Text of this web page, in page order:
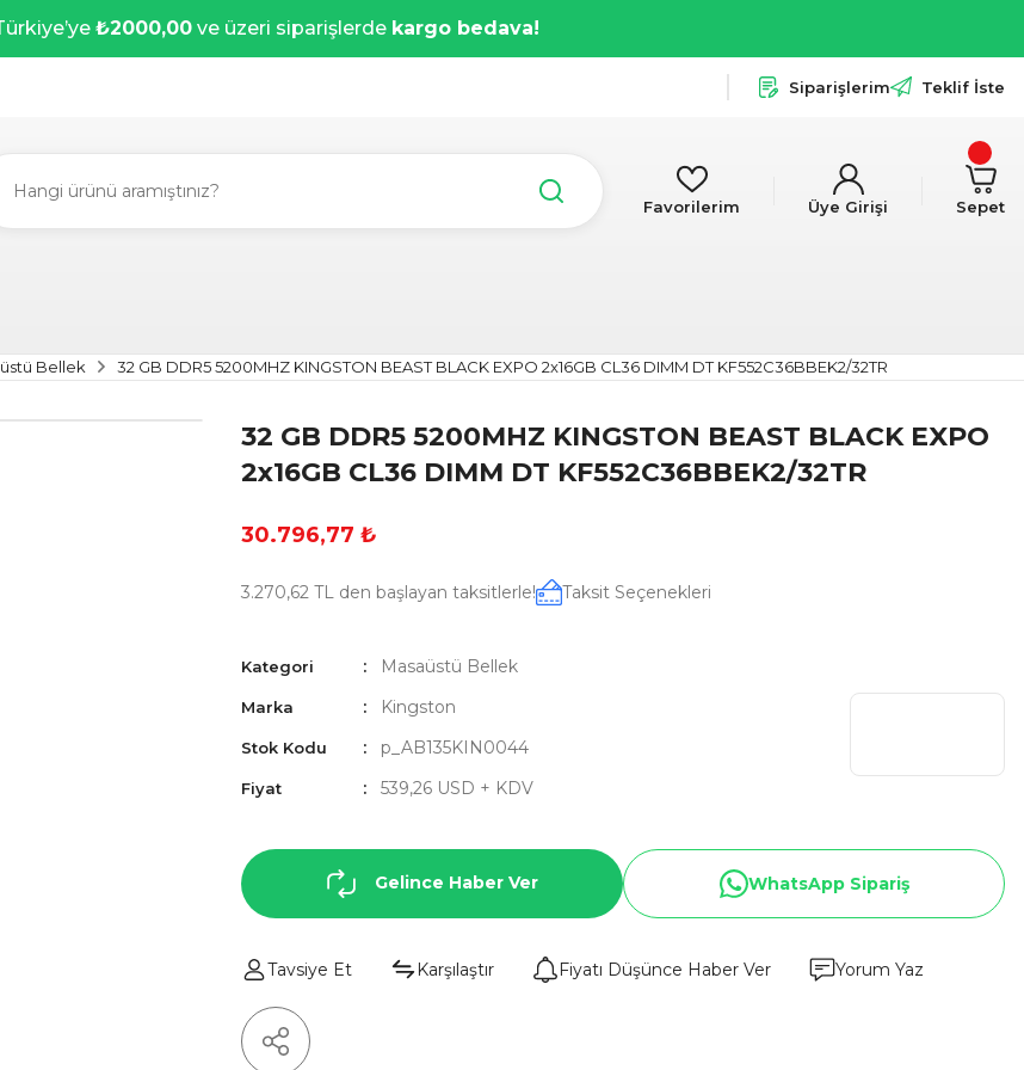
₺2000,00 ve üzeri siparişlerde kargo bedava!
Siparişlerim Teklif İste
Favorilerim Üye Girişi Sepet
Bellek 32 GB DDR5 5200MHZ KINGSTON BEAST BLACK EXPO 2x16GB CL36 DIMM DT KF552C36BBEK2/32TR
32 GB DDR5 5200MHZ KINGSTON BEAST BLACK EXPO
2x16GB CL36 DIMM DT KF552C36BBEK2/32TR
30.796,77 ₺
3.270,62 TL den başlayan taksitlerle! Taksit Seçenekleri
Kategori Masaüstü Bellek
Marka Kingston
Stok Kodu p_AB135KIN0044
Fiyat 539,26 USD + KDV
Gelince Haber Ver WhatsApp Sipariş
Tavsiye Et Karşılaştır Fiyatı Düşünce Haber Ver Yorum Yaz